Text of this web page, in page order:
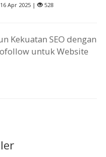
16 Apr 2025 | 528
Kekuatan SEO dengan
untuk Website